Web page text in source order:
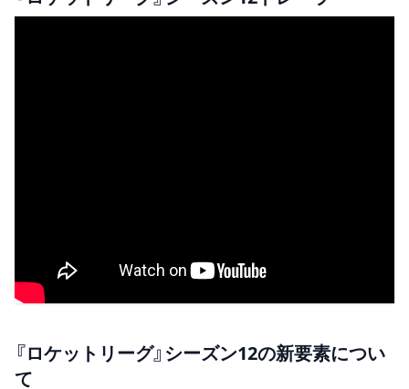
『ロケットリーグ』シーズン12の新要素につい
て